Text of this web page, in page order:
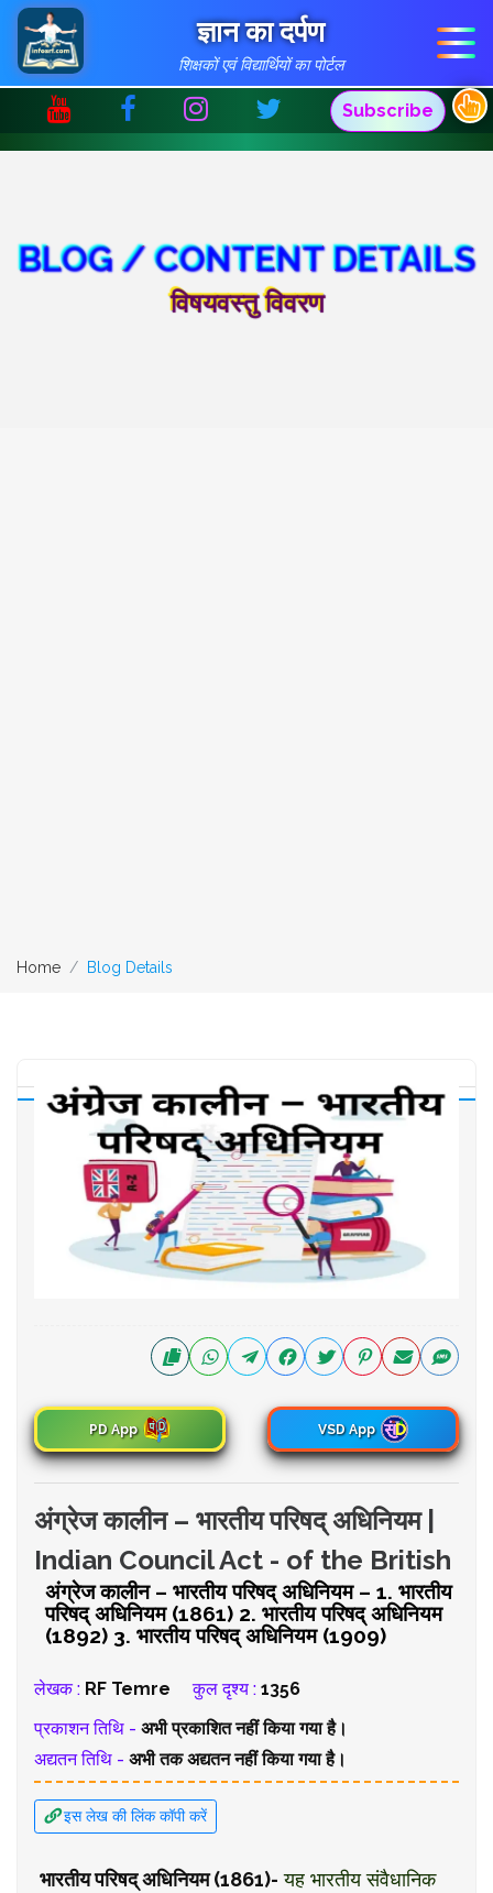
ज्ञान का दर्पण
शिक्षकों एवं विद्यार्थियों का पोर्टल
Subscribe
BLOG / CONTENT DETAILS
विषयवस्तु विवरण
Home Blog Details
PD App VSD App
अंग्रेज कालीन – भारतीय परिषद् अधिनियम |
Indian Council Act - of the British
अंग्रेज कालीन – भारतीय परिषद् अधिनियम – 1. भारतीय
परिषद् अधिनियम (1861) 2. भारतीय परिषद् अधिनियम
(1892) 3. भारतीय परिषद् अधिनियम (1909)
लेखक : RF Temre कुल दृश्य : 1356
प्रकाशन तिथि - अभी प्रकाशित नहीं किया गया है।
अद्यतन तिथि - अभी तक अद्यतन नहीं किया गया है।
इस लेख की लिंक कॉपी करें
भारतीय परिषद् अधिनियम (1861)- यह भारतीय संवैधानिक